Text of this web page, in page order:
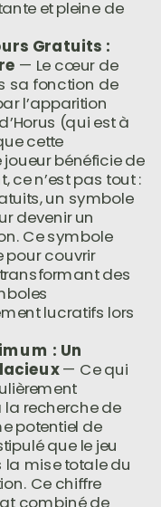
et pleine de
Gratuits :
— Le cœur de
sa fonction de
l’apparition
(qui est à
cette
bénéficie de
ce n’est pas tout :
un symbole
devenir un
Ce symbole
pour couvrir
des
lucratifs lors
: Un
— Ce qui
recherche de
potentiel de
que le jeu
la mise totale du
Ce chiffre
combiné de